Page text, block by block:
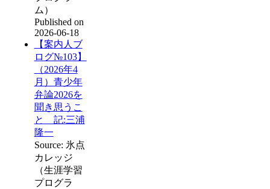
ム）
Published on
2026-06-18
【案内人ブ
ログ№103】
（2026年4
月）青少年
弁論2026を
聞き思うこ
と 記:三浦
隆一
Source: 氷点
カレッジ
（生涯学習
プログラ